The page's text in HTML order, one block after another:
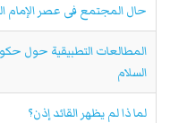
حال المجتمع فى عصر الإمام
المطالعات التطبيقية حول
السلام
لما ذا لم يظهر القائد إذن؟